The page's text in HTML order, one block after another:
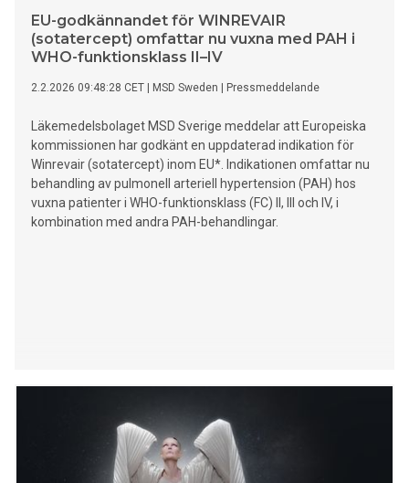
EU-godkännandet för WINREVAIR
(sotatercept) omfattar nu vuxna med PAH i
WHO-funktionsklass II–IV
2.2.2026 09:48:28 CET MSD Sweden Pressmeddelande
Läkemedelsbolaget MSD Sverige meddelar att Europeiska
kommissionen har godkänt en uppdaterad indikation för
Winrevair (sotatercept) inom EU*. Indikationen omfattar nu
behandling av pulmonell arteriell hypertension (PAH) hos
vuxna patienter i WHO-funktionsklass (FC) II, III och IV, i
kombination med andra PAH-behandlingar.